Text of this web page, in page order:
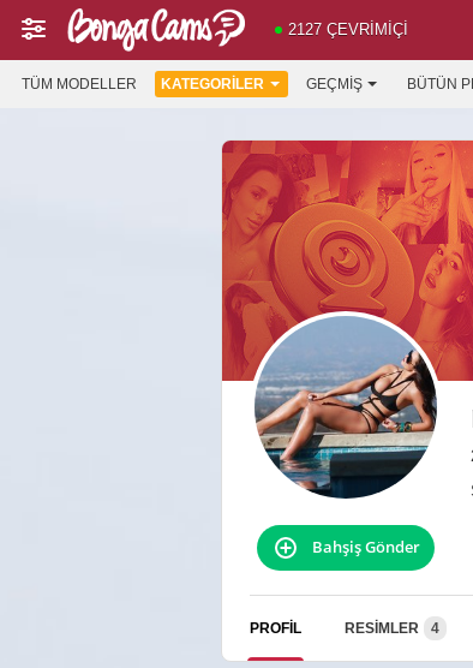
2127 ÇEVRIMIÇI
TÜM MODELLER KATEGORILER GEÇMIŞ BÜTÜN
Bahşiş Gönder
PROFIL RESIMLER 4